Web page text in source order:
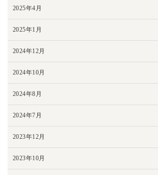
2025年4月
2025年1月
2024年12月
2024年10月
2024年8月
2024年7月
2023年12月
2023年10月